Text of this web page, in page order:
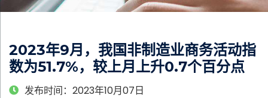
2023年9月，我国非制造业商务活动指
数为51.7%，较上月上升0.7个百分点
发布时间：2023年10月07日